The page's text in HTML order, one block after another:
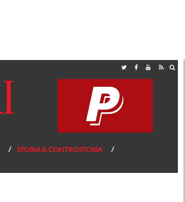
STORIA & CONTROSTORIA